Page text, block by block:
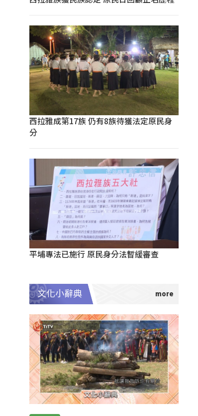
西拉雅成第17族 仍有8族待獲法定原民身
分
平埔專法已施行 原民身分法暫緩審查
文化小辭典